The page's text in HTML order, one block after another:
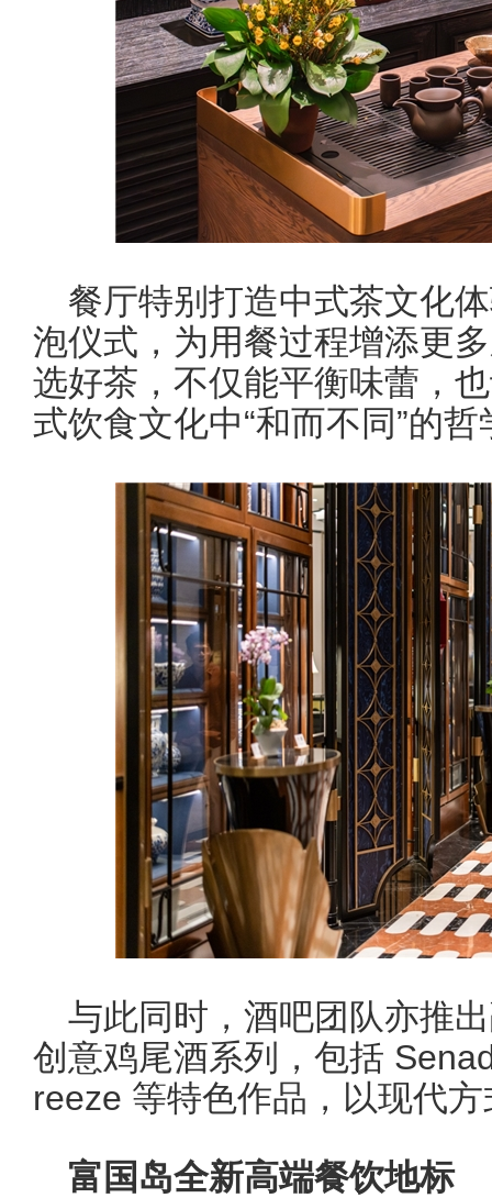
餐厅特别打造中式茶文化
泡仪式，为用餐过程增添更
选好茶，不仅能平衡味蕾，
式饮食文化中“和而不同”的
与此同时，酒吧团队亦推
创意鸡尾酒系列，包括
reeze 等特色作品，以现代
富国岛全新高端餐饮地标